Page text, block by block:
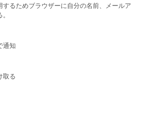
するためブラウザーに自分の名前、メールア
通知
取る